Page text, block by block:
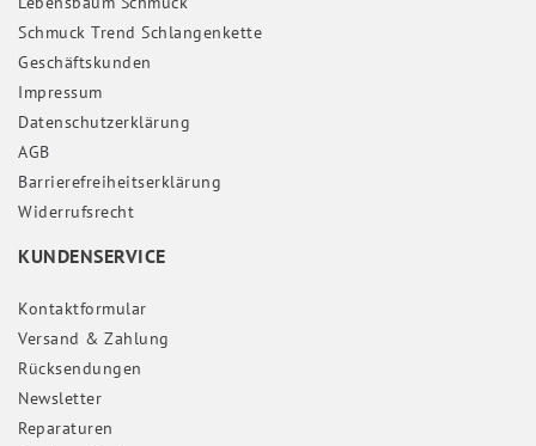
Schmuck Trend Schlangenkette
Geschäftskunden
Impressum
Daten­schutz­erklärung
AGB
Barrierefreiheitserklärung
Widerrufs­recht
KUNDENSERVICE
Kontaktformular
Versand & Zahlung
Rücksendungen
Newsletter
Reparaturen